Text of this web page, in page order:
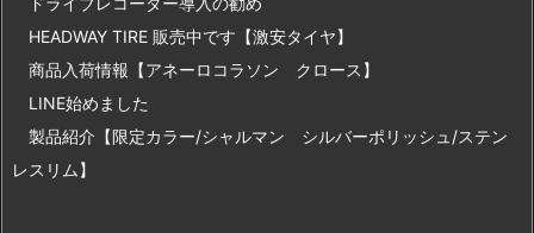
HEADWAY TIRE 販売中です【激安タイヤ】
商品入荷情報【アネーロコラソン クロース】
LINE始めました
製品紹介【限定カラー/シャルマン シルバーポリッシュ/ステン
レスリム】